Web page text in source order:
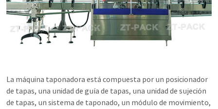
La máquina taponadora está compuesta por un posicionador
de tapas, una unidad de guía de tapas, una unidad de sujeción
de tapas, un sistema de taponado, un módulo de movimiento,